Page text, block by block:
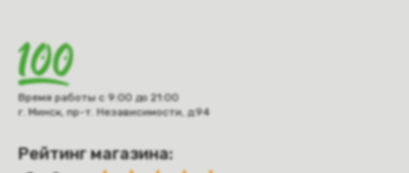
Время работы с 9:00 до 21:00
г. Минск, пр-т. Независимости, д.94
Рейтинг магазина: